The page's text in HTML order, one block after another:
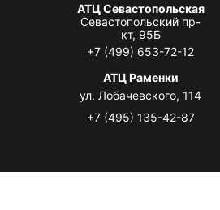
АТЦ Севастопольская
Севастопольский пр-
кт, 95Б
+7 (499) 653-72-12
АТЦ Раменки
ул. Лобачевского, 114
+7 (495) 135-42-87